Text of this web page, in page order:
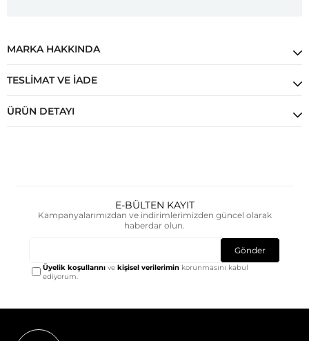
MARKA HAKKINDA
TESLIMAT VE İADE
ÜRÜN DETAYI
E-BÜLTEN KAYIT
Kampanyalarımızdan ve indirimlerimizden güncel olarak
haberdar olun.
Gönder
Üyelik koşullarını vekişisel verilerimin korunmasını kabul
ediyorum.